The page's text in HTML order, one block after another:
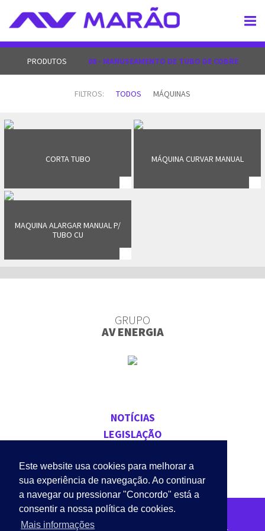
Este website usa cookies para melhorar a
sua experiência de navegação. Ao continuar
a navegar ou pressionar "Concordo" está a
consentir a nossa política de cookies.
Mais informações
EMPRESA
INFORMAÇÕES GERAIS
PRODUTOS 08 - MANUSEAMENTO DE TUBO DE COBRE
FILTROS: TODOS MÁQUINAS
CORTA TUBO MÁQUINA CURVAR MANUAL
MAQUINA ALARGAR MANUAL P/
TUBO CU
GRUPO
AV ENERGIA
NOTÍCIAS
LEGISLAÇÃO